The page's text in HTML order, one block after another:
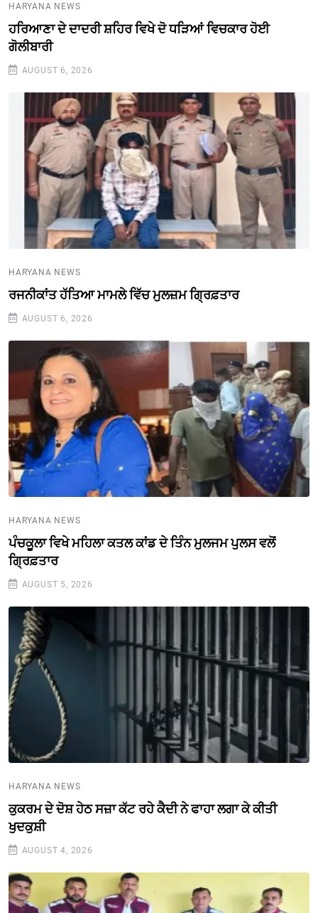
HARYANA NEWS
ਹਰਿਆਣਾ ਦੇ ਦਾਦਰੀ ਸ਼ਹਿਰ ਵਿਖੇ ਦੋ ਧੜਿਆਂ ਵਿਚਕਾਰ ਹੋਈ
ਗੋਲੀਬਾਰੀ
AUGUST 6, 2026
HARYANA NEWS
ਰਜਨੀਕਾਂਤ ਹੱਤਿਆ ਮਾਮਲੇ ਵਿੱਚ ਮੁਲਜ਼ਮ ਗ੍ਰਿਫ਼ਤਾਰ
AUGUST 6, 2026
HARYANA NEWS
ਪੰਚਕੂਲਾ ਵਿਖੇ ਮਹਿਲਾ ਕਤਲ ਕਾਂਡ ਦੇ ਤਿੰਨ ਮੁਲਜਮ ਪੁਲਸ ਵਲੋਂ
ਗ੍ਰਿਫ਼ਤਾਰ
AUGUST 5, 2026
HARYANA NEWS
ਕੁਕਰਮ ਦੇ ਦੋਸ਼ ਹੇਠ ਸਜ਼ਾ ਕੱਟ ਰਹੇ ਕੈਦੀ ਨੇ ਫਾਹਾ ਲਗਾ ਕੇ ਕੀਤੀ
ਖੁਦਕੁਸ਼ੀ
AUGUST 4, 2026